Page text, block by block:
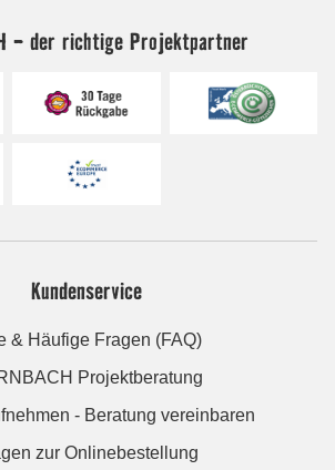
- der richtige Projektpartner
Kundenservice
& Häufige Fragen (FAQ)
Projektberatung
- Beratung vereinbaren
zur Onlinebestellung